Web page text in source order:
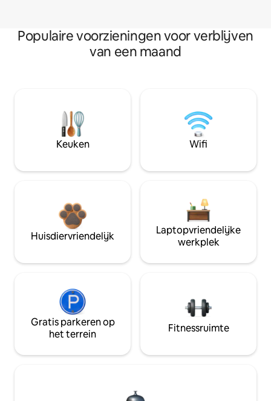
Populaire voorzieningen voor verblijven
van een maand
Keuken Wifi
Huisdiervriendelijk
Laptopvriendelijke
werkplek
Gratis parkeren op
het terrein
Fitnessruimte